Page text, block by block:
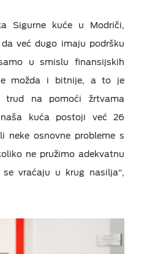
Sigurne kuće u Modriči,
već dugo imaju podršku
u smislu finansijskih
možda i bitnije, a to je
trud na pomoći žrtvama
kuća postoji već 26
neke osnovne probleme s
ne pružimo adekvatnu
vraćaju u krug nasilja“,